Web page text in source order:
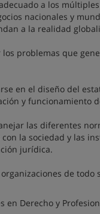
a los
nacionales y
a la realidad
problemas que
en el diseño del
y funcionamiento
las diferentes
la sociedad y las
jurídica.
de
en Derecho y